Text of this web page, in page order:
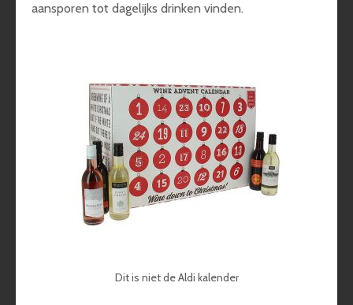
aansporen tot dagelijks drinken vinden.
Dit is niet de Aldi kalender